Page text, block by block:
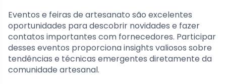
Eventos e feiras de artesanato são excelentes
oportunidades para descobrir novidades e fazer
contatos importantes com fornecedores. Participar
desses eventos proporciona insights valiosos sobre
tendências e técnicas emergentes diretamente da
comunidade artesanal.